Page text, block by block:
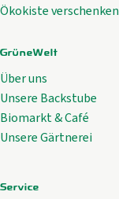
Ökokiste verschenken
GrüneWelt
Über uns
Unsere Backstube
Biomarkt & Café
Unsere Gärtnerei
Service